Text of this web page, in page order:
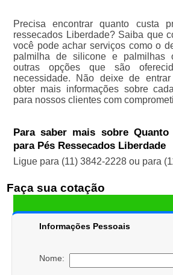
Precisa encontrar quanto custa
ressecados Liberdade? Saiba que
você pode achar serviços como o
palmilha de silicone e palmilhas
outras opções que são
necessidade. Não deixe de
obter mais informações sobre
para nossos clientes com
Para saber mais sobre
para Pés Ressecados Liberdade
Ligue para (11) 3842-2228ou para
Faça sua cotação
Informações Pessoais
Nome: